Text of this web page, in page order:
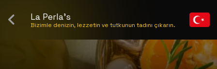
La Perla's
Bizimle denizin, lezzetin ve tutkunun tadını çıkarın.